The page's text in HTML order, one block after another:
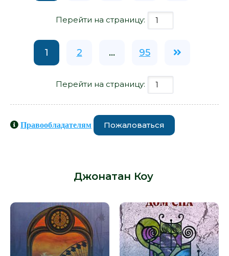
Перейти на страницу:
1 2 ... 95
Перейти на страницу:
Правообладателям Пожаловаться
Джонатан Коу: